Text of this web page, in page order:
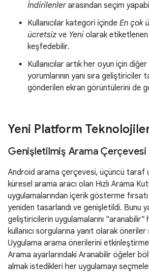
İndirilenlerarasından seçim
Kullanıcılar kategori içinde En çok
ücretsiz ve Yeni olarak
keşfedebilir.
Kullanıcılar artık her oyun için diğer
yorumlarının yanı sıra geliştiriciler
gönderilen ekran görüntülerini de
Yeni Platform
Genişletilmiş Arama Çerçevesi
Android arama çerçevesi, üçüncü taraf
küresel arama aracı olan Hızlı Arama
uygulamalarından içerik gösterme
yeniden tasarlandı ve genişletildi. Bunu
geliştiricilerin uygulamalarını
kullanıcı sorgularına yanıt olarak öneriler
Uygulama arama önerilerini etkinleştirmek
Arama ayarlarındaki Aranabilir öğeler
almak istedikleri her uygulamayı